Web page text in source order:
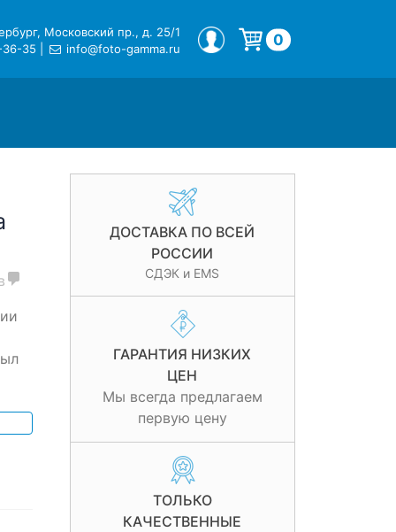
Московский пр., д. 25/1
36-35
info@foto-gamma.ru
МОЙ ПРОФИЛЬ 0
ДОСТАВКА ПО ВСЕЙ
РОССИИ
СДЭК и EMS
ГАРАНТИЯ НИЗКИХ
ЦЕН
Мы всегда предлагаем
первую цену
ТОЛЬКО
КАЧЕСТВЕННЫЕ